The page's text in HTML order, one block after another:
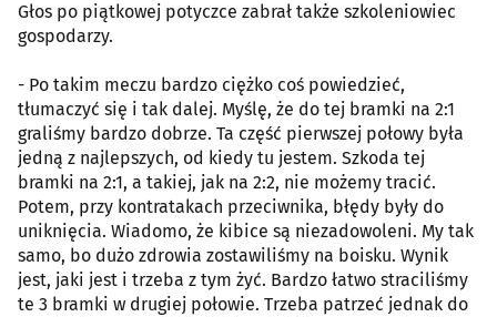
Głos po piątkowej potyczce zabrał także szkoleniowiec
gospodarzy.
- Po takim meczu bardzo ciężko coś powiedzieć,
tłumaczyć się i tak dalej. Myślę, że do tej bramki na 2:1
graliśmy bardzo dobrze. Ta część pierwszej połowy była
jedną z najlepszych, od kiedy tu jestem. Szkoda tej
bramki na 2:1, a takiej, jak na 2:2, nie możemy tracić.
Potem, przy kontratakach przeciwnika, błędy były do
uniknięcia. Wiadomo, że kibice są niezadowoleni. My tak
samo, bo dużo zdrowia zostawiliśmy na boisku. Wynik
jest, jaki jest i trzeba z tym żyć. Bardzo łatwo straciliśmy
te 3 bramki w drugiej połowie. Trzeba patrzeć jednak do